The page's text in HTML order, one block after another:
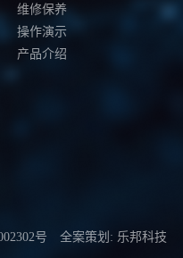
维修保养
操作演示
产品介绍
号 全案策划: 乐邦科技